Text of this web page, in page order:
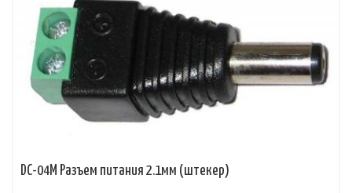
DC-04M Разъем питания 2.1мм (штекер)